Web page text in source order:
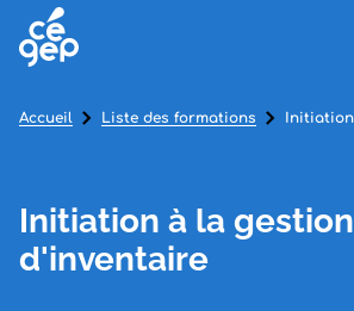
Initiation à la gestion
d'inventaire
Accueil Liste des formations